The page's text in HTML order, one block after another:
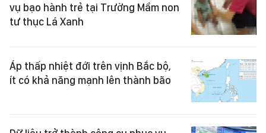
vụ bạo hành trẻ tại Trường Mầm non
tư thục Lá Xanh
Áp thấp nhiệt đới trên vịnh Bắc bộ,
ít có khả năng mạnh lên thành bão